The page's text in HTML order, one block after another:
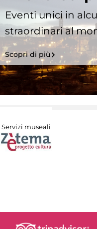
Eventi unici in
straordinari al
Scopri di più
Servizi museali